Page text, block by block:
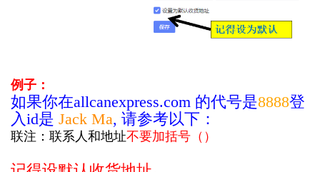
例子：
如果你在allcanexpress.com 的代号是8888登
入id是 Jack Ma, 请参考以下：
联注：联系人和地址不要加括号 （）